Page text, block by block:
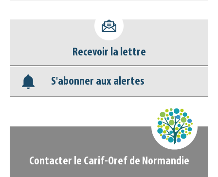
Accéder à son compte - (Se
déconnecter)
Base documentaire
Recevoir la lettre
S'abonner aux alertes
Contacter le Carif-Oref de Normandie